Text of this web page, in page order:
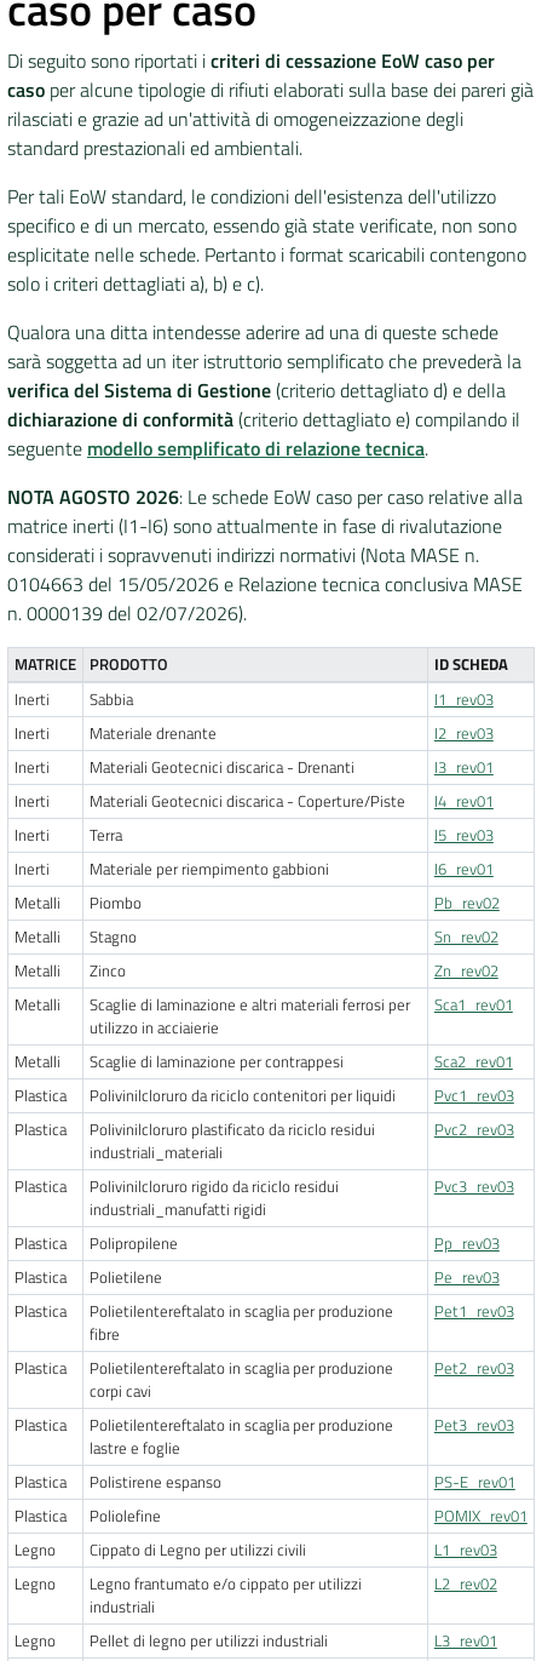
Di seguito sono riportati icriteri di cessazione EoW caso per
caso per alcune tipologie di rifiuti elaborati sulla base dei pareri già
rilasciati e grazie ad un'attività di omogeneizzazione degli
standard prestazionali ed ambientali.
Per tali EoW standard, le condizioni dell'esistenza dell'utilizzo
specifico e di un mercato, essendo già state verificate, non sono
esplicitate nelle schede. Pertanto i format scaricabili contengono
solo i criteri dettagliati a), b) e c).
Qualora una ditta intendesse aderire ad una di queste schede
sarà soggetta ad un iter istruttorio semplificato che prevederà la
verifica del Sistema di Gestione(criterio dettagliato d) e della
dichiarazione di conformità(criterio dettagliato e) compilando il
seguente modello semplificatodi relazione tecnica.
NOTA AGOSTO 2026: Le schede EoW caso per caso relative alla
matrice inerti (I1-I6) sono attualmente in fase di rivalutazione
considerati i sopravvenuti indirizzi normativi (Nota MASE n.
0104663 del 15/05/2026 e Relazione tecnica conclusiva MASE
n. 0000139 del 02/07/2026).
MATRICE PRODOTTO
ID SCHEDA
Inerti
Sabbia
I1_rev03
Inerti
Materiale drenante
I2_rev03
Inerti
Materiali Geotecnici discarica - Drenanti
I3_rev01
Inerti
Materiali Geotecnici discarica - Coperture/Piste
I4_rev01
Inerti
Terra
I5_rev03
Inerti
Materiale per riempimento gabbioni
I6_rev01
Metalli
Piombo
Pb_rev02
Metalli
Stagno
Sn_rev02
Metalli
Zinco
Zn_rev02
Metalli
Scaglie di laminazione e altri materiali ferrosi per
utilizzo in acciaierie
Sca1_rev01
Metalli Scaglie di laminazione per contrappesi
Sca2_rev01
Plastica
Polivinilcloruro da riciclo contenitori per liquidi
Pvc1_rev03
Plastica
Polivinilcloruro plastificato da riciclo residui
industriali_materiali
Pvc2_rev03
Plastica
Polivinilcloruro rigido da riciclo residui
industriali_manufatti rigidi
Pvc3_rev03
Plastica Polipropilene
Pp_rev03
Plastica
Polietilene
Pe_rev03
Plastica
Polietilentereftalato in scaglia per produzione
fibre
Pet1_rev03
Plastica
Polietilentereftalato in scaglia per produzione
corpi cavi
Pet2_rev03
Plastica
Polietilentereftalato in scaglia per produzione
lastre e foglie
Pet3_rev03
Plastica Polistirene espanso
PS-E_rev01
Plastica
Poliolefine
POMIX_rev01
Legno
Cippato di Legno per utilizzi civili
L1_rev03
Legno
Legno frantumato e/o cippato per utilizzi
industriali
L2_rev02
Legno Pellet di legno per utilizzi industriali
L3_rev01